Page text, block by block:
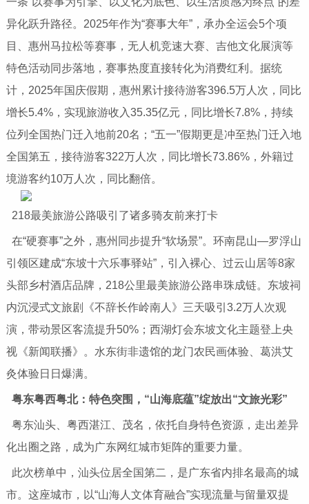
异化跃升路径。2025年作为“赛事大年”，承办全运会5个项
目、惠州马拉松等赛事，无人机竞速大赛、吉他文化展演等
特色活动同步落地，赛事热度直接转化为消费红利。据统
计，2025年国庆假期，惠州累计接待游客396.5万人次，同比
增长5.4%，实现旅游收入35.35亿元，同比增长7.8%，持续
位列全国热门迁入地前20名；“五一”假期更是冲至热门迁入地
全国第五，接待游客322万人次，同比增长73.86%，外籍过
境游客约10万人次，同比翻倍。
218最美旅游公路吸引了诸多骑友前来打卡
在“硬赛事”之外，惠州同步提升“软场景”。环南昆山—罗浮山
引领区建成“东坡十六乐事驿站”，引入裸心、过云山居等8家
头部乡村酒店品牌，218公里最美旅游公路串珠成链。东坡祠
内沉浸式文旅剧《不辞长作岭南人》三天吸引3.2万人次观
演，带动景区客流提升50%；西湖灯会东坡文化主题登上央
视《新闻联播》。水东街非遗馆的龙门农民画体验、葛洪艾
灸体验日日爆满。
粤东粤西粤北：特色突围，“山海底蕴”绽放出“文旅光彩”
粤东汕头、粤西湛江、茂名，依托自身特色资源，走出差异
化出圈之路，成为广东网红城市矩阵的重要力量。
此次榜单中，汕头位居全国第二，是广东省内排名最高的城
市。这座城市，以“山海人文体育融合”实现流量与留量双提